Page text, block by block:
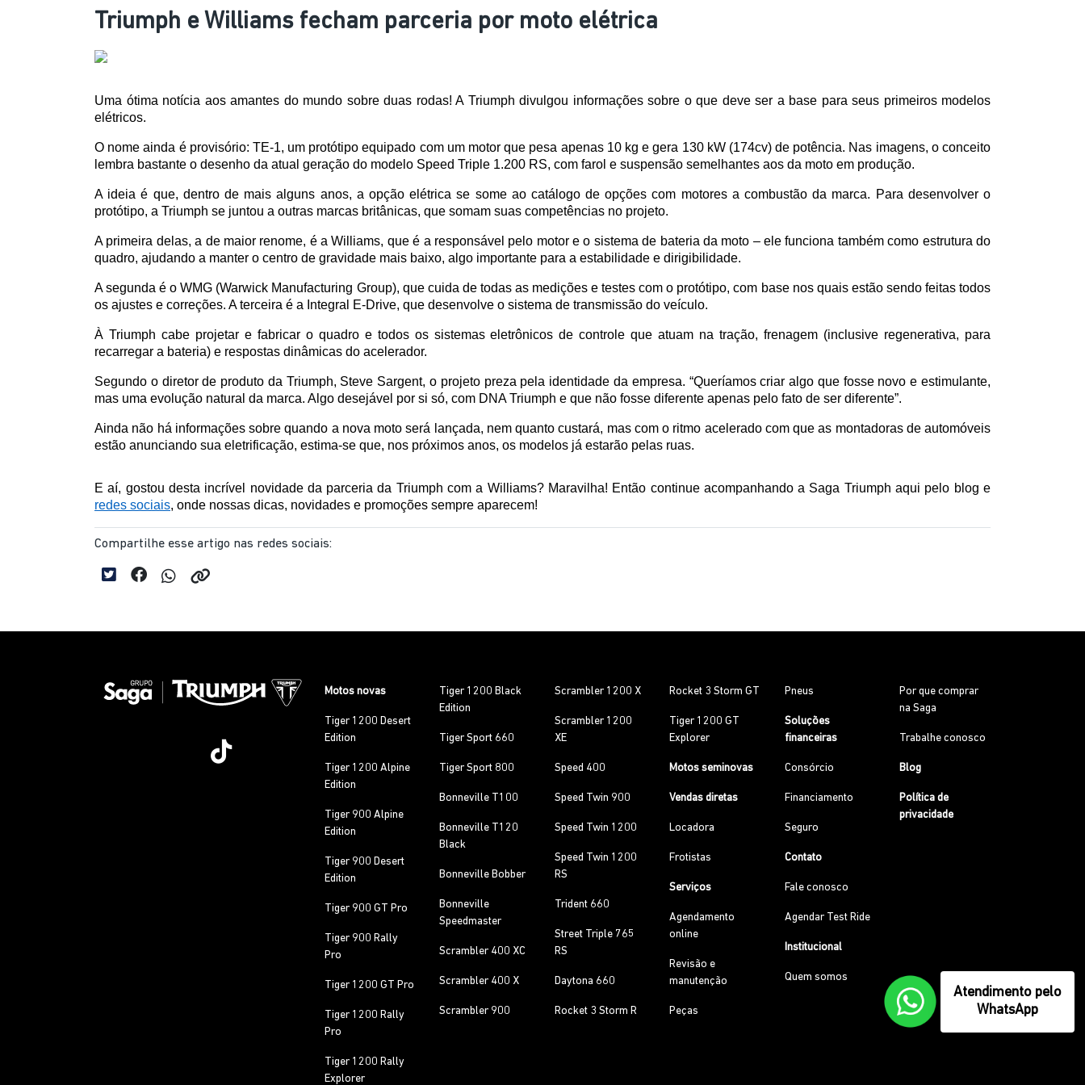
Triumph e Williams fecham parceria por moto elétrica
Uma ótima notícia aos amantes do mundo sobre duas rodas! A Triumph divulgou informações sobre o que deve ser a base para seus primeiros modelos
elétricos.
O nome ainda é provisório: TE-1, um protótipo equipado com um motor que pesa apenas 10 kg e gera 130 kW (174cv) de potência. Nas imagens, o conceito
lembra bastante o desenho da atual geração do modelo Speed Triple 1.200 RS, com farol e suspensão semelhantes aos da moto em produção.
A ideia é que, dentro de mais alguns anos, a opção elétrica se some ao catálogo de opções com motores a combustão da marca. Para desenvolver o
protótipo, a Triumph se juntou a outras marcas britânicas, que somam suas competências no projeto.
A primeira delas, a de maior renome, é a Williams, que é a responsável pelo motor e o sistema de bateria da moto – ele funciona também como estrutura do
quadro, ajudando a manter o centro de gravidade mais baixo, algo importante para a estabilidade e dirigibilidade.
A segunda é o WMG (Warwick Manufacturing Group), que cuida de todas as medições e testes com o protótipo, com base nos quais estão sendo feitas todos
os ajustes e correções. A terceira é a Integral E-Drive, que desenvolve o sistema de transmissão do veículo.
À Triumph cabe projetar e fabricar o quadro e todos os sistemas eletrônicos de controle que atuam na tração, frenagem (inclusive regenerativa, para
recarregar a bateria) e respostas dinâmicas do acelerador.
Segundo o diretor de produto da Triumph, Steve Sargent, o projeto preza pela identidade da empresa. “Queríamos criar algo que fosse novo e estimulante,
mas uma evolução natural da marca. Algo desejável por si só, com DNA Triumph e que não fosse diferente apenas pelo fato de ser diferente”.
Ainda não há informações sobre quando a nova moto será lançada, nem quanto custará, mas com o ritmo acelerado com que as montadoras de automóveis
estão anunciando sua eletrificação, estima-se que, nos próximos anos, os modelos já estarão pelas ruas.
redes sociais, onde nossas dicas, novidades e promoções sempre aparecem!
Compartilhe esse artigo nas redes sociais:
Motos novas
Tiger 1200 Desert
Edition
Tiger 1200 Alpine
Edition
Tiger 900 Alpine
Edition
Tiger 900 Desert
Edition
Tiger 900 GT Pro
Tiger 900 Rally
Pro
Tiger 1200 GT Pro
Tiger 1200 Rally
Pro
Tiger 1200 Rally
Explorer
Tiger 1200 Black
Edition
Tiger Sport 660
Tiger Sport 800
Bonneville T100
Bonneville T120
Black
Bonneville Bobber
Bonneville
Speedmaster
Scrambler 400 XC
Scrambler 400 X
Scrambler 900
Scrambler 1200 X
Scrambler 1200
XE
Speed 400
Speed Twin 900
Speed Twin 1200
Speed Twin 1200
RS
Trident 660
Street Triple 765
RS
Daytona 660
Rocket 3 Storm R
Rocket 3 Storm GT
Tiger 1200 GT
Explorer
Motos seminovas
Vendas diretas
Locadora
Frotistas
Serviços
Agendamento
online
Revisão e
manutenção
Peças
Pneus
Soluções
financeiras
Consórcio
Financiamento
Seguro
Contato
Fale conosco
Agendar Test Ride
Institucional
Quem somos
Por que comprar
na Saga
Trabalhe conosco
Blog
Política de
privacidade
Atendimento pelo
WhatsApp